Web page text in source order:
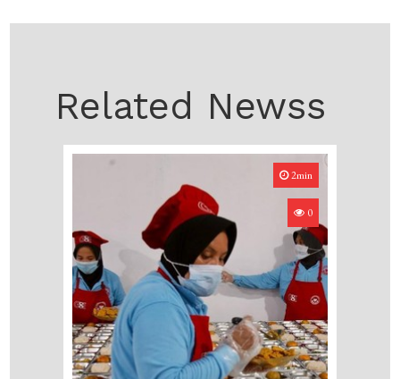
Related Newss
2min
0